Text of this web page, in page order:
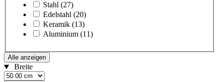
Stahl (27)
Edelstahl (20)
Keramik (13)
Aluminium (11)
Alle anzeigen
Breite